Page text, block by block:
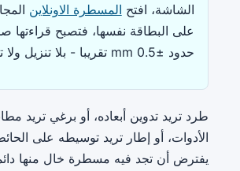
الشاشة، افتح المسطرة الاونلاين
على البطاقة نفسها، فتصبح قراءتها
حدود ±0.5 mm تقريبا - بلا تنزيل ولا تخمين.
طرد تريد تدوين أبعاده، أو برغي تريد
الأدوات، أو إطار تريد توسيطه على
يفترض أن تجد فيه مسطرة خال منها